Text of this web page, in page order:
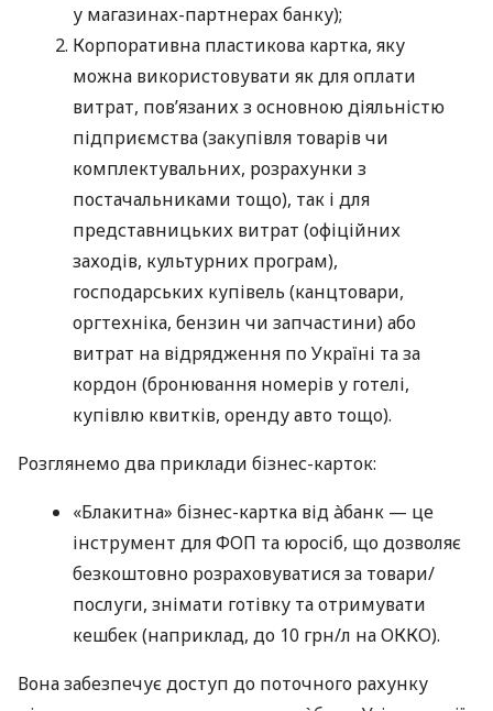
у магазинах-партнерах банку);
Корпоративна пластикова картка, яку
можна використовувати як для оплати
витрат, пов’язаних з основною діяльністю
підприємства (закупівля товарів чи
комплектувальних, розрахунки з
постачальниками тощо), так і для
представницьких витрат (офіційних
заходів, культурних програм),
господарських купівель (канцтовари,
оргтехніка, бензин чи запчастини) або
витрат на відрядження по Україні та за
кордон (бронювання номерів у готелі,
купівлю квитків, оренду авто тощо).
Розглянемо два приклади бізнес-карток:
«Блакитна» бізнес-картка від àбанк — це
інструмент для ФОП та юросіб, що дозволяє
безкоштовно розраховуватися за товари/
послуги, знімати готівку та отримувати
кешбек (наприклад, до 10 грн/л на ОККО).
Вона забезпечує доступ до поточного рахунку